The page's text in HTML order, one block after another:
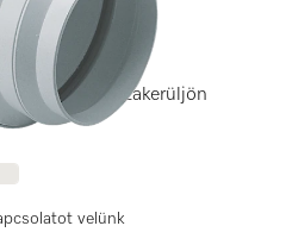
visszakerüljön
velünk